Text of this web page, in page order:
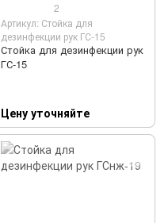
2
Артикул: Стойка для
дезинфекции рук ГС-15
Стойка для дезинфекции рук
ГС-15
Цену уточняйте